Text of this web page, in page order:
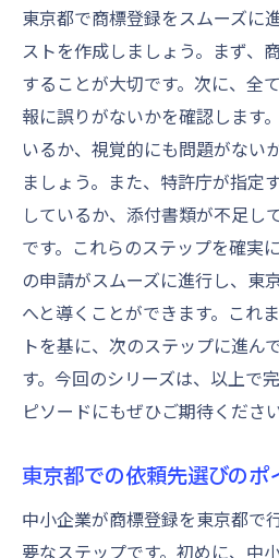
東京都で商標登録をスムーズに
ストを作成しましょう。まず、
することが大切です。次に、全
報に誤りがないかを確認します
いるか、視覚的にも問題がない
ましょう。また、特許庁が指定
しているか、添付書類が不足し
です。これらのステップを確実
の申請がスムーズに進行し、東
へと導くことができます。これ
トを基に、次のステップに進ん
す。今回のシリーズは、以上で
ピソードにもぜひご期待ください
東京都での依頼先選びのポ
中小企業が商標登録を東京都で
要なステップです。初めに、中